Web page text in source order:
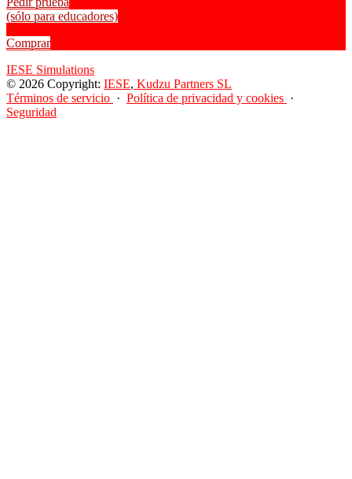
(sólo para educadores)
Comprar
IESE Simulations
© 2026 Copyright: IESE, Kudzu Partners SL
Términos de servicio · Política de privacidad y cookies ·
Seguridad